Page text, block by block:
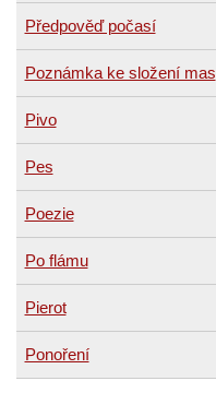
Předpověď počasí
Poznámka ke složení mas
Pivo
Pes
Poezie
Po flámu
Pierot
Ponoření